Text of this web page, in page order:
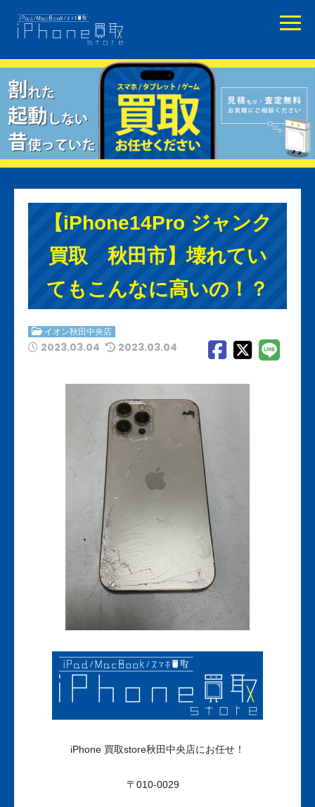
【iPhone14Pro ジャンク
買取 秋田市】壊れてい
てもこんなに高いの！？
イオン秋田中央店
2023.03.04 2023.03.04
iPhone 買取store秋田中央店にお任せ！
〒010-0029